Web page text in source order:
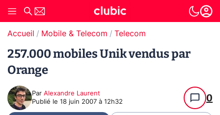
Accueil Mobile & Telecom Telecom
257.000 mobiles Unik vendus par
Orange
Par Alexandre Laurent
Publié le 18 juin 2007 à 12h32 0